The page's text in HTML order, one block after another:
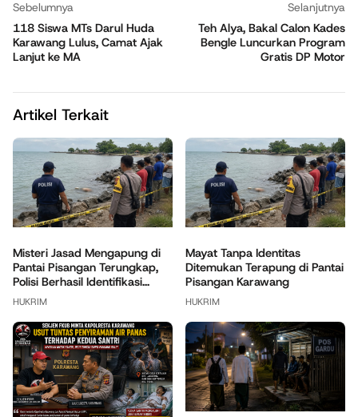
Sebelumnya
118 Siswa MTs Darul Huda
Karawang Lulus, Camat Ajak
Lanjut ke MA
Selanjutnya
Teh Alya, Bakal Calon Kades
Bengle Luncurkan Program
Gratis DP Motor
Artikel Terkait
Misteri Jasad Mengapung di
Pantai Pisangan Terungkap,
Polisi Berhasil Identifikasi...
HUKRIM
Mayat Tanpa Identitas
Ditemukan Terapung di Pantai
Pisangan Karawang
HUKRIM